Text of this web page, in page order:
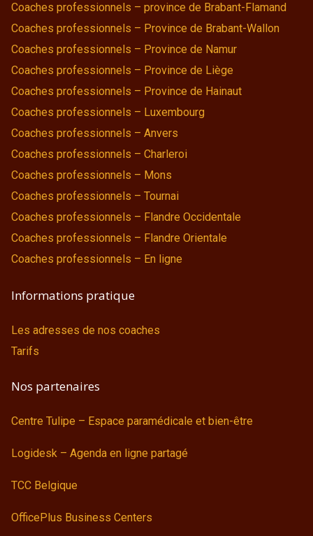
Coaches professionnels – province de Brabant-Flamand
Coaches professionnels – Province de Brabant-Wallon
Coaches professionnels – Province de Namur
Coaches professionnels – Province de Liège
Coaches professionnels – Province de Hainaut
Coaches professionnels – Luxembourg
Coaches professionnels – Anvers
Coaches professionnels – Charleroi
Coaches professionnels – Mons
Coaches professionnels – Tournai
Coaches professionnels – Flandre Occidentale
Coaches professionnels – Flandre Orientale
Coaches professionnels – En ligne
Informations pratique
Les adresses de nos coaches
Tarifs
Nos partenaires
Centre Tulipe – Espace paramédicale et bien-être
Logidesk – Agenda en ligne partagé
TCC Belgique
OfficePlus Business Centers